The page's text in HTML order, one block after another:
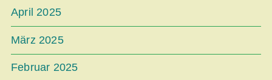
April 2025
März 2025
Februar 2025